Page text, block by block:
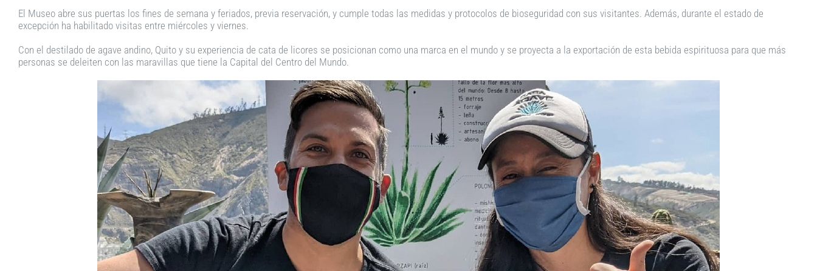
El Museo abre sus puertas los fines de semana y feriados, previa reservación, y cumple todas las medidas y protocolos de bioseguridad con sus visitantes. Además, durante el estado de
excepción ha habilitado visitas entre miércoles y viernes.
Con el destilado de agave andino, Quito y su experiencia de cata de licores se posicionan como una marca en el mundo y se proyecta a la exportación de esta bebida espirituosa para que más
personas se deleiten con las maravillas que tiene la Capital del Centro del Mundo.